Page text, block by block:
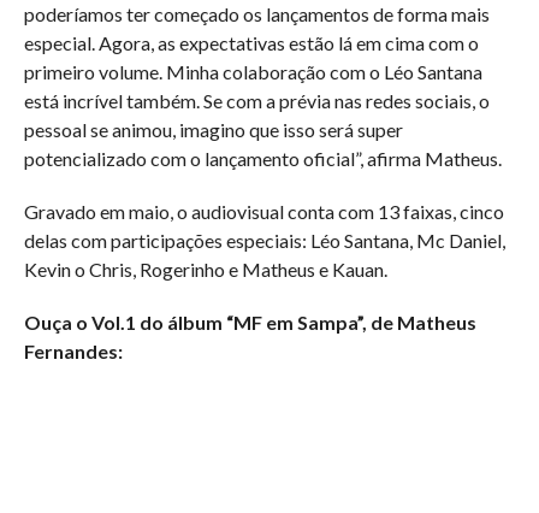
poderíamos ter começado os lançamentos de forma mais
especial. Agora, as expectativas estão lá em cima com o
primeiro volume. Minha colaboração com o Léo Santana
está incrível também. Se com a prévia nas redes sociais, o
pessoal se animou, imagino que isso será super
potencializado com o lançamento oficial”, afirma Matheus.
Gravado em maio, o audiovisual conta com 13 faixas, cinco
delas com participações especiais: Léo Santana, Mc Daniel,
Kevin o Chris, Rogerinho e Matheus e Kauan.
Ouça o Vol.1 do álbum “MF em Sampa”, de Matheus
Fernandes: